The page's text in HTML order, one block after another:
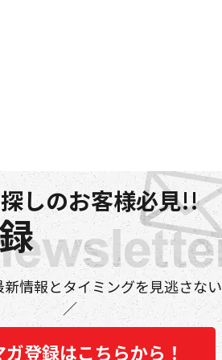
しのお客様必見!!
新情報とタイミングを見逃さない
ガ登録はこちらから！